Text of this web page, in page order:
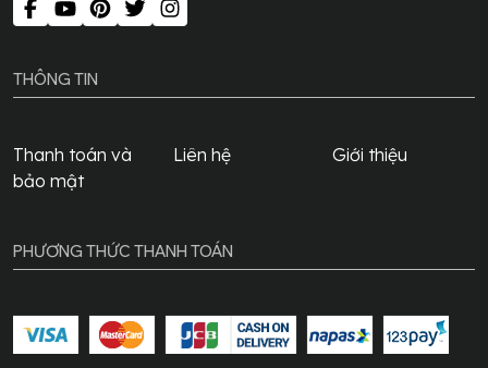
THÔNG TIN
Thanh toán và
bảo mật
Liên hệ Giới thiệu
PHƯƠNG THỨC THANH TOÁN